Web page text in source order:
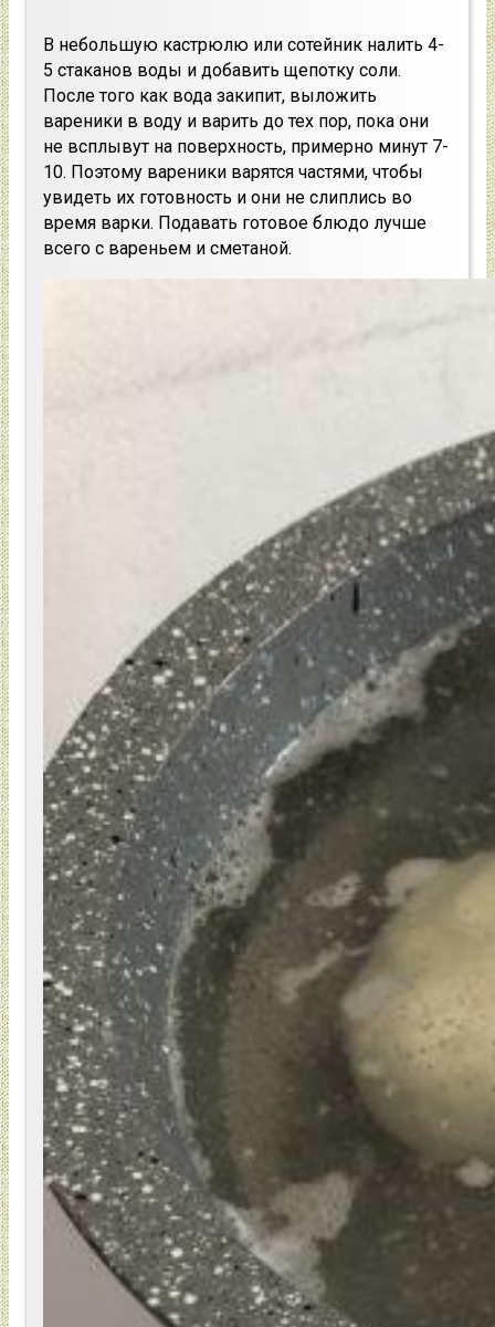
В небольшую кастрюлю или сотейник налить 4-
5 стаканов воды и добавить щепотку соли.
После того как вода закипит, выложить
вареники в воду и варить до тех пор, пока они
не всплывут на поверхность, примерно минут 7-
10. Поэтому вареники варятся частями, чтобы
увидеть их готовность и они не слиплись во
время варки. Подавать готовое блюдо лучше
всего с вареньем и сметаной.